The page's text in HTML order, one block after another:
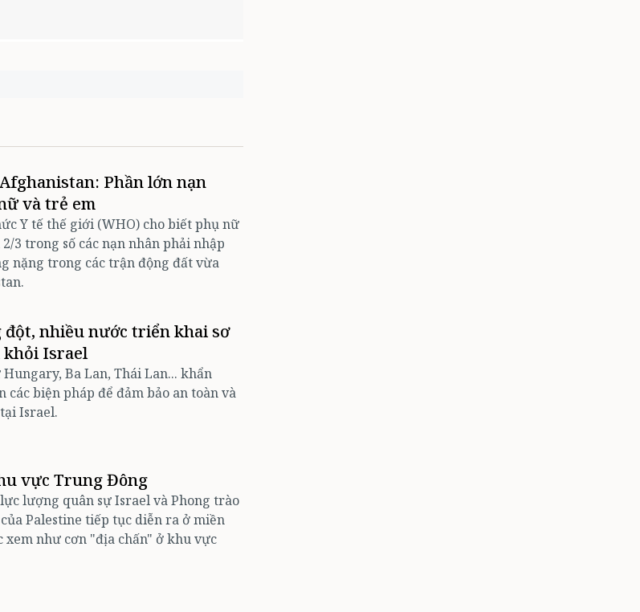
Phần lớn nạn
và trẻ em
Y tế thế giới (WHO) cho biết phụ nữ
3 trong số các nạn nhân phải nhập
nặng trong các trận động đất vừa
đột, nhiều nước triển khai sơ
khỏi Israel
Ba Lan, Thái Lan... khẩn
biện pháp để đảm bảo an toàn và
Israel.
vực Trung Đông
lượng quân sự Israel và Phong trào
Palestine tiếp tục diễn ra ở miền
xem như cơn "địa chấn" ở khu vực